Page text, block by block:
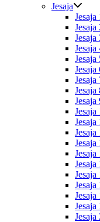
Jesaja
Jesaja
Jesaja
Jesaja
Jesaja
Jesaja
Jesaja
Jesaja
Jesaja
Jesaja
Jesaja
Jesaja
Jesaja
Jesaja
Jesaja
Jesaja
Jesaja
Jesaja
Jesaja
Jesaja
Jesaja